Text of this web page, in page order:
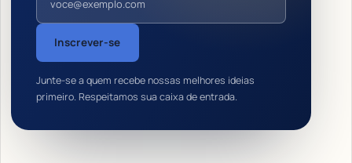
Inscrever-se
Junte-se a quem recebe nossas melhores ideias
primeiro. Respeitamos sua caixa de entrada.